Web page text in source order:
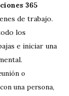
365
de trabajo.
los
e iniciar una
o
una persona,